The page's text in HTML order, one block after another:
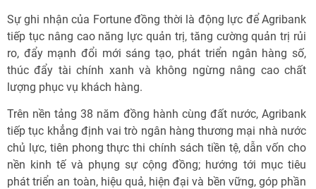
Sự ghi nhận của Fortune đồng thời là động lực để Agribank
tiếp tục nâng cao năng lực quản trị, tăng cường quản trị rủi
ro, đẩy mạnh đổi mới sáng tạo, phát triển ngân hàng số,
thúc đẩy tài chính xanh và không ngừng nâng cao chất
lượng phục vụ khách hàng.
Trên nền tảng 38 năm đồng hành cùng đất nước, Agribank
tiếp tục khẳng định vai trò ngân hàng thương mại nhà nước
chủ lực, tiên phong thực thi chính sách tiền tệ, dẫn vốn cho
nền kinh tế và phụng sự cộng đồng; hướng tới mục tiêu
phát triển an toàn, hiệu quả, hiện đại và bền vững, góp phần